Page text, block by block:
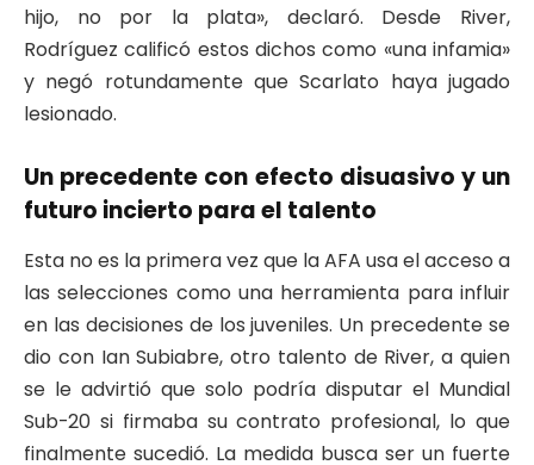
hijo, no por la plata», declaró. Desde River,
Rodríguez calificó estos dichos como «una infamia»
y negó rotundamente que Scarlato haya jugado
lesionado.
Un precedente con efecto disuasivo y un
futuro incierto para el talento
Esta no es la primera vez que la AFA usa el acceso a
las selecciones como una herramienta para influir
en las decisiones de los juveniles. Un precedente se
dio con Ian Subiabre, otro talento de River, a quien
se le advirtió que solo podría disputar el Mundial
Sub-20 si firmaba su contrato profesional, lo que
finalmente sucedió. La medida busca ser un fuerte